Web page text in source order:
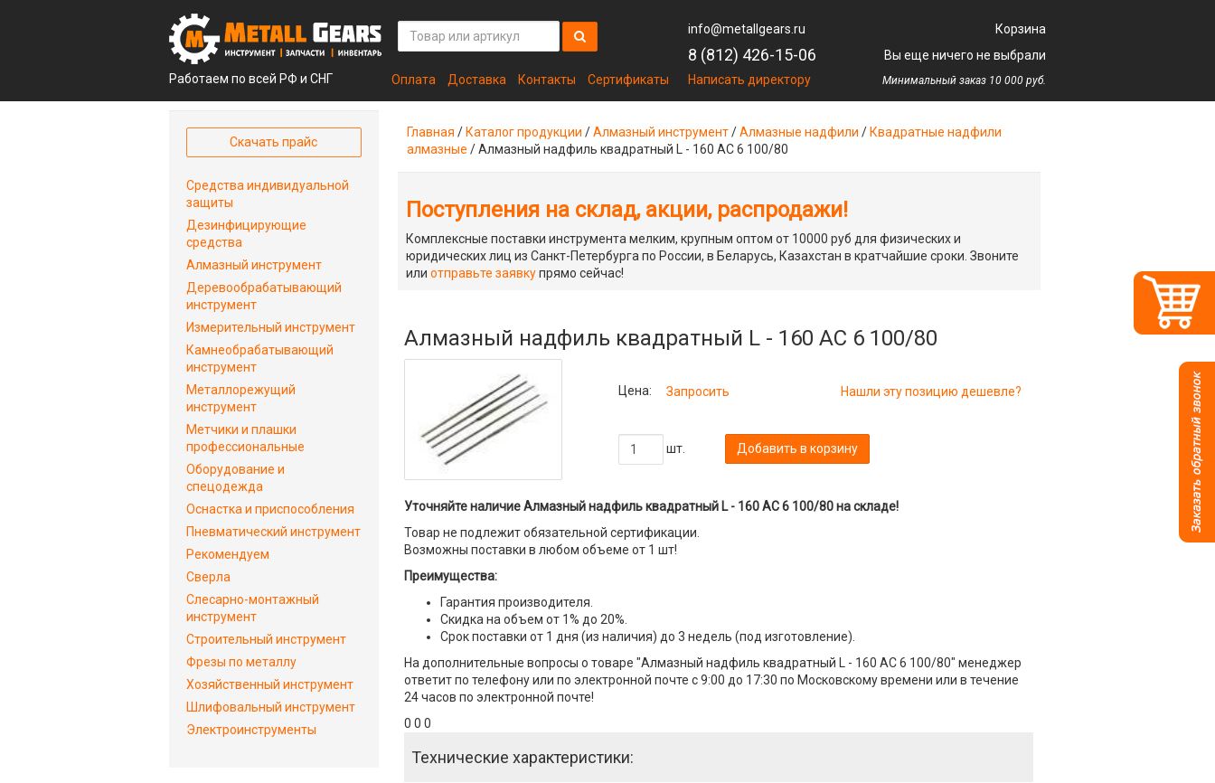
Работаем по всей РФ и СНГ Оплата Доставка Контакты Сертификаты
info@metallgears.ru
8 (812) 426-15-06
Написать директору
Корзина
Вы еще ничего не выбрали
Минимальный заказ 10 000 руб.
Главная / Каталог продукции /Алмазный инструмент/Алмазные надфили / Квадратные надфили
алмазные /Алмазный надфиль квадратный L - 160 АС 6 100/80
Поступления на склад, акции, распродажи!
Комплексные поставки инструмента мелким, крупным оптом от 10000 руб для физических и
юридических лиц из Санкт-Петербурга по России, в Беларусь, Казахстан в кратчайшие сроки. Звоните
или отправьте заявкупрямо сейчас!
Алмазный надфиль квадратный L - 160 АС 6 100/80
Цена: Запросить Нашли эту позицию дешевле?
шт. Добавить в корзину
Уточняйте наличие Алмазный надфиль квадратный L - 160 АС 6 100/80 на складе!
Товар не подлежит обязательной сертификации.
Возможны поставки в любом объеме от 1 шт!
Преимущества:
Гарантия производителя.
Скидка на объем от 1% до 20%.
Срок поставки от 1 дня (из наличия) до 3 недель (под изготовление).
На дополнительные вопросы о товаре "Алмазный надфиль квадратный L - 160 АС 6 100/80" менеджер
ответит по телефону или по электронной почте с 9:00 до 17:30 по Московскому времени или в течение
24 часов по электронной почте!
0 0 0
Технические характеристики:
Скачать прайс
Средства индивидуальной
защиты
Дезинфицирующие
средства
Алмазный инструмент
Деревообрабатывающий
инструмент
Измерительный инструмент
Камнеобрабатывающий
инструмент
Металлорежущий
инструмент
Метчики и плашки
профессиональные
Оборудование и
спецодежда
Оснастка и приспособления
Пневматический инструмент
Рекомендуем
Сверла
Слесарно-монтажный
инструмент
Строительный инструмент
Фрезы по металлу
Хозяйственный инструмент
Шлифовальный инструмент
Электроинструменты